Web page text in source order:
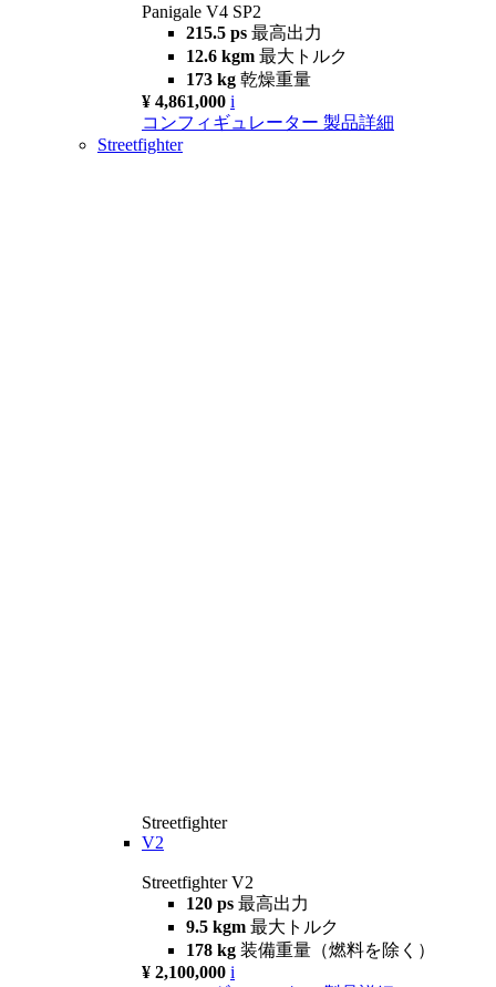
Panigale V4 SP2
215.5 ps 最高出力
12.6 kgm 最大トルク
173 kg 乾燥重量
¥ 4,861,000 i
コンフィギュレーター 製品詳細
Streetfighter
Streetfighter
V2
Streetfighter V2
120 ps 最高出力
9.5 kgm 最大トルク
178 kg 装備重量（燃料を除く）
¥ 2,100,000 i